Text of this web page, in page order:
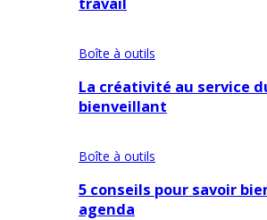
Boîte à outils
La créativité au service
bienveillant
Boîte à outils
5 conseils pour savoir
agenda